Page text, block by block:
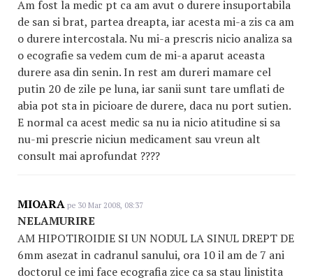
Am fost la medic pt ca am avut o durere insuportabila
de san si brat, partea dreapta, iar acesta mi-a zis ca am
o durere intercostala. Nu mi-a prescris nicio analiza sa
o ecografie sa vedem cum de mi-a aparut aceasta
durere asa din senin. In rest am dureri mamare cel
putin 20 de zile pe luna, iar sanii sunt tare umflati de
abia pot sta in picioare de durere, daca nu port sutien.
E normal ca acest medic sa nu ia nicio atitudine si sa
nu-mi prescrie niciun medicament sau vreun alt
consult mai aprofundat ????
MIOARA pe 30 Mar 2008, 08:37
NELAMURIRE
AM HIPOTIROIDIE SI UN NODUL LA SINUL DREPT DE
6mm asezat in cadranul sanului, ora 10 il am de 7 ani
doctorul ce imi face ecografia zice ca sa stau linistita